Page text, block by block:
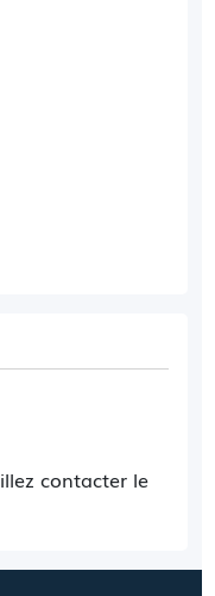
contacter le